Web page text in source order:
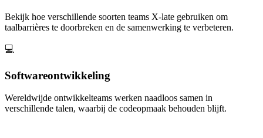
Bekijk hoe verschillende soorten teams X-late gebruiken om
taalbarrières te doorbreken en de samenwerking te verbeteren.
💻
Softwareontwikkeling
Wereldwijde ontwikkelteams werken naadloos samen in
verschillende talen, waarbij de codeopmaak behouden blijft.